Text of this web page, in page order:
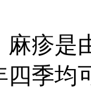
是
季均